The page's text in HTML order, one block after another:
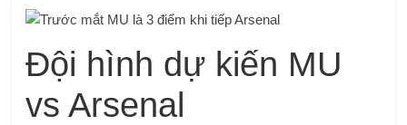
Đội hình dự kiến ​​MU
vs Arsenal